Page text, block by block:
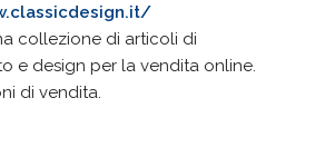
collezione di articoli di
e design per la vendita online.
di vendita.